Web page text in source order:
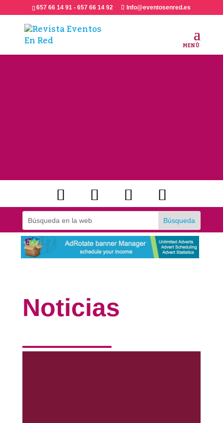
657 66 14 91 - 657 66 14 92 Info@eventosenred.es
Noticias